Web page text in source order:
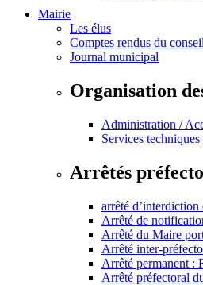
Mairie
Les élus
Comptes rendus du
Journal municipal
Organisation
Administration /
Services techniques
Arrêtés
arrêté
Arrêté de
Arrêté du Maire
Arrêté inter-
Arrêté permanent :
Arrêté préfectoral